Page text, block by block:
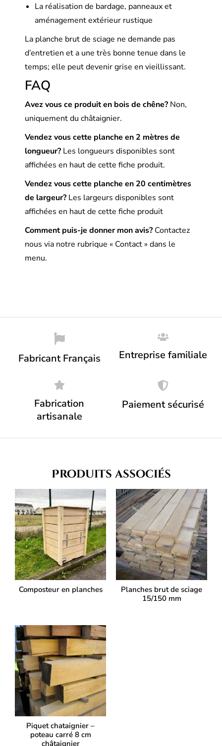
La réalisation de bardage, panneaux et
aménagement extérieur rustique
La planche brut de sciage ne demande pas
d’entretien et a une très bonne tenue dans le
temps; elle peut devenir grise en vieillissant.
FAQ
Avez vous ce produit en bois de chêne? Non,
uniquement du châtaignier.
Vendez vous cette planche en 2 mètres de
longueur? Les longueurs disponibles sont
affichées en haut de cette fiche produit.
Vendez vous cette planche en 20 centimètres
de largeur? Les largeurs disponibles sont
affichées en haut de cette fiche produit
Comment puis-je donner mon avis? Contactez
nous via notre rubrique « Contact » dans le
menu.
Fabricant Français Entreprise familiale
Fabrication
artisanale
Paiement sécurisé
Produits associés
Composteur en planches
Planches brut de sciage
15/150 mm
Piquet chataignier –
poteau carré 8 cm
châtaignier